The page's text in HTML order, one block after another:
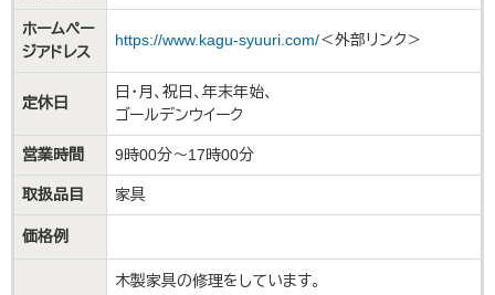
ホームペー
ジアドレス
https://www.kagu-syuuri.com/＜外部リンク＞
定休日
日・月、祝日、年末年始、
ゴールデンウイーク
営業時間 9時00分～17時00分
取扱品目 家具
価格例
木製家具の修理をしています。